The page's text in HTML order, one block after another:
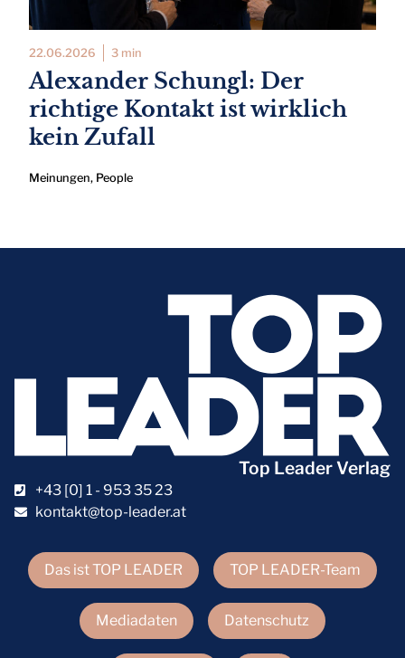
22.06.2026 3 min
Alexander Schungl: Der
richtige Kontakt ist wirklich
kein Zufall
Meinungen, People
Das ist TOP LEADER TOP LEADER-Team
Mediadaten Datenschutz
Top Leader Verlag
+43 [0] 1 - 953 35 23
kontakt@top-leader.at